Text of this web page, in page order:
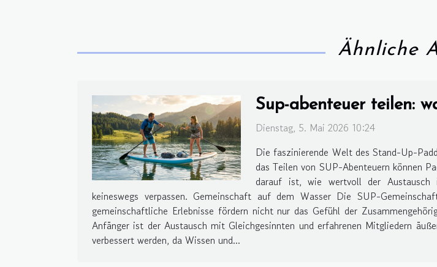
Ähnliche
Sup-abenteuer teilen:
Dienstag, 5. Mai 2026 10:24
Die faszinierende Welt des Stand-Up-
das Teilen von SUP-Abenteuern können
darauf ist, wie wertvoll der
keineswegs verpassen. Gemeinschaft auf dem Wasser Die SUP-
gemeinschaftliche Erlebnisse fördern nicht nur das Gefühl der
Anfänger ist der Austausch mit Gleichgesinnten und erfahrenen Mitgliedern
verbessert werden, da Wissen und...